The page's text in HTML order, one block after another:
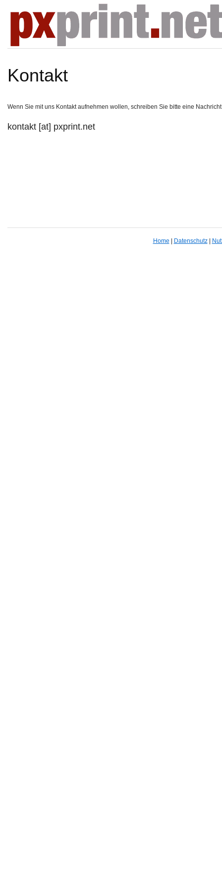
Kontakt
Wenn Sie mit uns Kontakt aufnehmen wollen, schreiben Sie bitte eine
kontakt [at] pxprint.net
Home Datenschutz|